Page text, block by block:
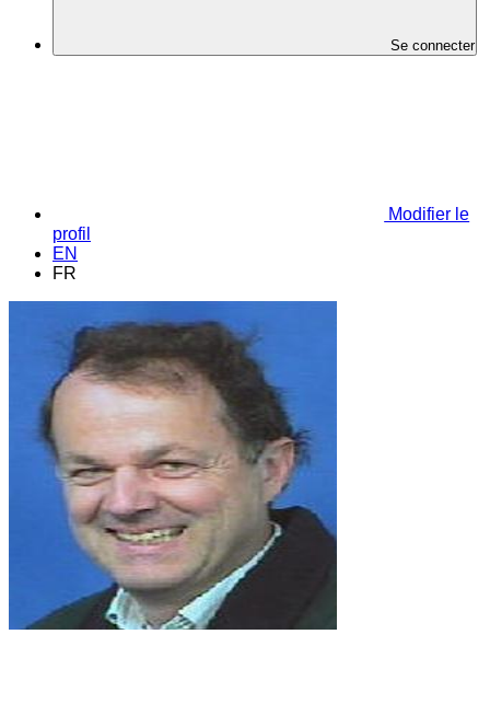
Se connecter
Modifier le
profil
EN
FR